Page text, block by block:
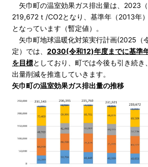
矢巾町の温室効果ガス排出量は、2023（
219,672ｔ/CO2となり、基準年（2013年
となっています（暫定値）。
矢巾町地球温暖化対策実行計画(2025（
定）では、 2030(令和12)年度までに基準
を目標としており、町では今後も引き続
出量削減を推進していきます。
矢巾町の温室効果ガス排出量の推移